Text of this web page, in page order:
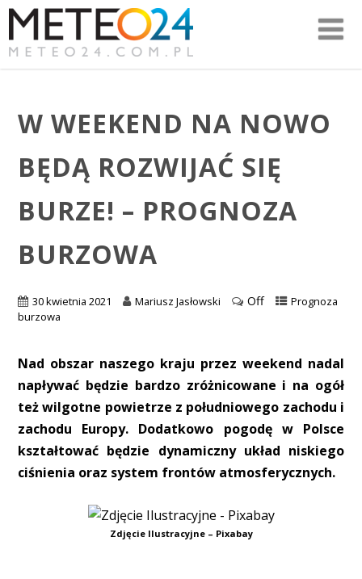
W WEEKEND NA NOWO
BĘDĄ ROZWIJAĆ SIĘ
BURZE! – PROGNOZA
BURZOWA
30 kwietnia 2021 Mariusz Jasłowski Off
Prognoza
burzowa
Nad obszar naszego kraju przez weekend nadal
napływać będzie bardzo zróżnicowane i na ogół
też wilgotne powietrze z południowego zachodu i
zachodu Europy. Dodatkowo pogodę w Polsce
kształtować będzie dynamiczny układ niskiego
ciśnienia oraz system frontów atmosferycznych.
Zdjęcie Ilustracyjne – Pixabay